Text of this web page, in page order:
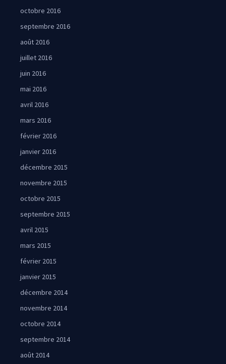
octobre 2016
septembre 2016
août 2016
juillet 2016
juin 2016
mai 2016
avril 2016
mars 2016
février 2016
janvier 2016
décembre 2015
novembre 2015
octobre 2015
septembre 2015
avril 2015
mars 2015
février 2015
janvier 2015
décembre 2014
novembre 2014
octobre 2014
septembre 2014
août 2014